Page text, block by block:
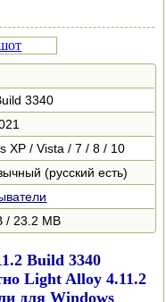
3340
XP / Vista / 7 / 8 / 10
(русский есть)
/ 23.2 MB
Build 3340